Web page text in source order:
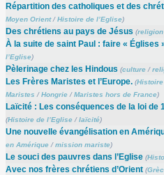
Répartition des catholiques et des
Moyen Orient/Histoire de l’Eglise)
Des chrétiens au pays de Jésus (religion
À la suite de saint Paul : faire « Églises
l’Eglise)
Pèlerinage chez les Hindous (culture/
Les Frères Maristes et l’Europe. (Histoire
Maristes /Hongrie/Maristes hors de France)
Laïcité : Les conséquences de la loi de
(Histoire de l’Eglise/laïcité)
Une nouvelle évangélisation en
en Amérique/mission mariste)
Le souci des pauvres dans l’Eglise (
Avec nos frères chrétiens d’Orient (